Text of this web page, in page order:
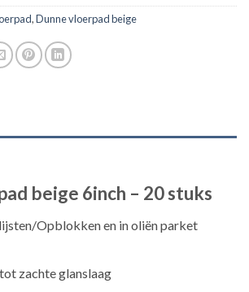
,Dunne vloerpad beige
beige 6inch – 20 stuks
Opblokken en in oliën parket
zachte glanslaag